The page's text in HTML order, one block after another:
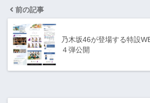
前の記事
乃木坂46が登場する特設
４弾公開